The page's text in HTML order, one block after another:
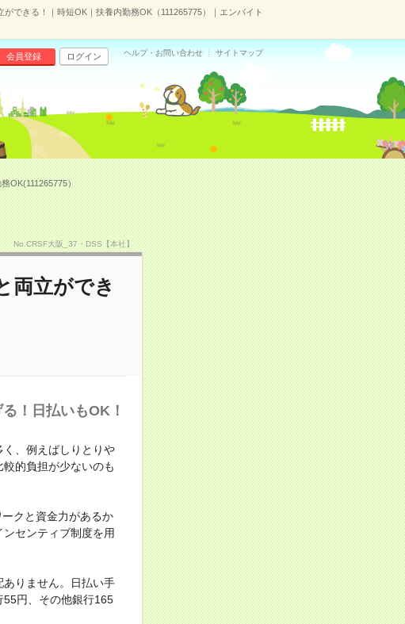
できる！｜時短OK｜扶養内勤務OK（111265775）｜エンバイト
会員登録 ログイン ヘルプ・お問い合わせ サイトマップ
OK(111265775）
No.CRSF大阪_37・DSS【本社】
両立ができ
！日払いもOK！
、例えばしりとりや
的負担が少ないのも
クと資金力があるか
センティブ制度を用
りません。日払い手
55円、その他銀行165